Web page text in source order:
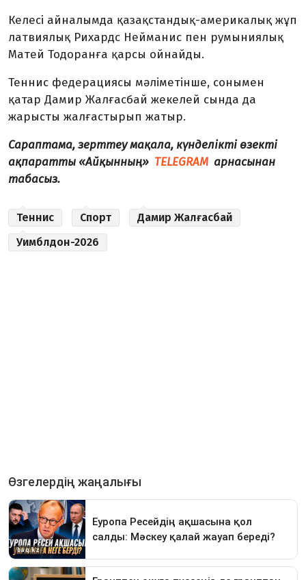
Келесі айналымда қазақстандық-америкалық жұп
латвиялық Рихардс Нейманис пен румыниялық
Матей Тодоранға қарсы ойнайды.
Теннис федерациясы мәліметінше, сонымен
қатар Дамир Жалғасбай жекелей сында да
жарысты жалғастырып жатыр.
Сараптама, зерттеу мақала, күнделікті өзекті
ақпаратты «Айқынның» TELEGRAM арнасынан
табасыз.
Теннис Спорт
Дамир Жалғасбай
Уимблдон-2026